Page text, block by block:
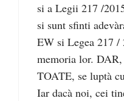
si a Legii 217 /
si sunt sfinti
EW si Legea 217 /
memoria lor.
TOATE, se luptà
Iar dacà noi, cei